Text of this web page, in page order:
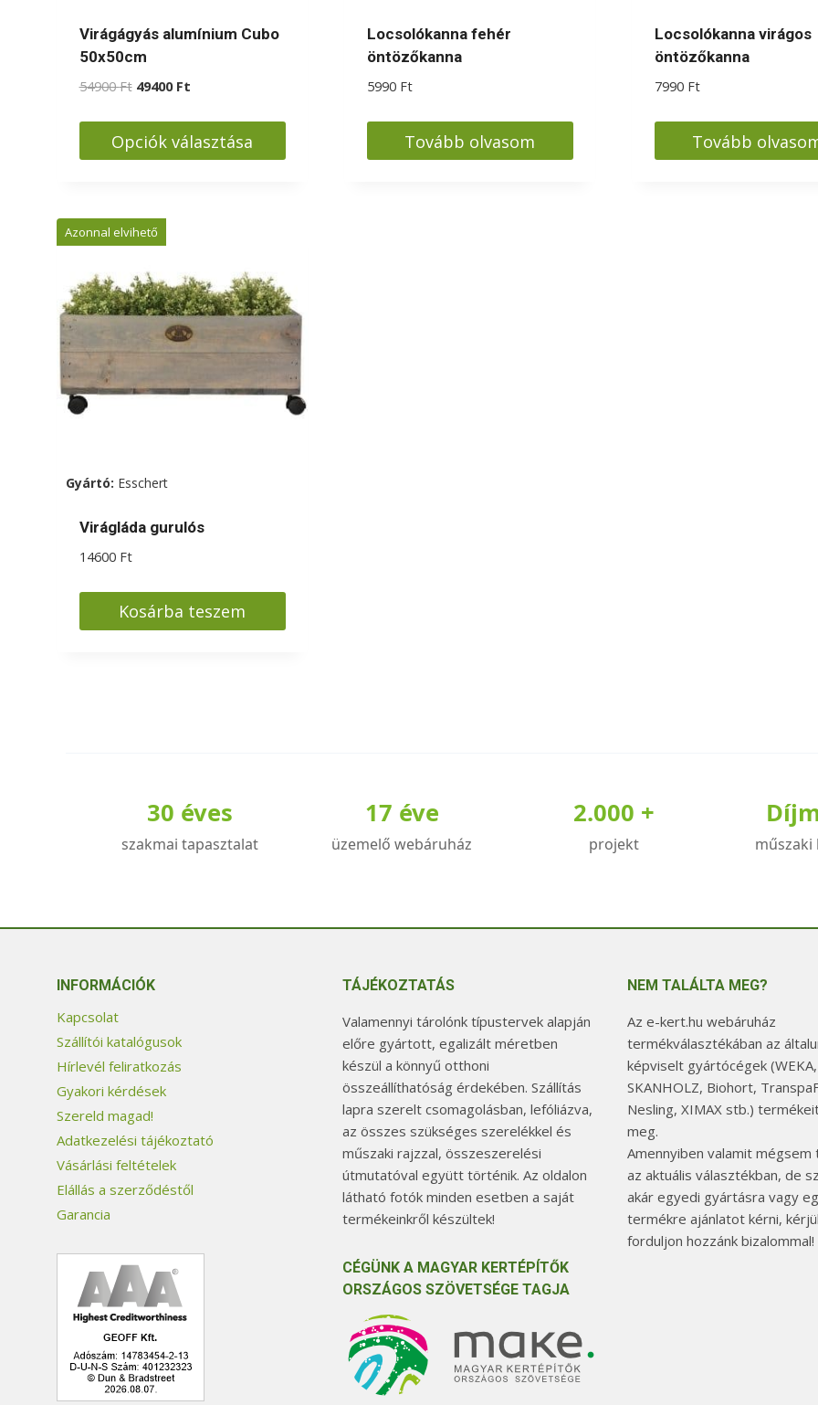
Virágágyás alumínium Cubo
50x50cm
54900Ft Original
was:
54900 Ft.
49400 FtCurrent
is:
49400 Ft.
Opciók választása
terméknek
több
variációja
van.
A
változatok
a
termékoldalon
választhatók
Locsolókanna fehér
öntözőkanna
5990 Ft
Tovább olvasom
Locsolókanna virágos
öntözőkanna
7990 Ft
Tovább
Azonnal elvihető
Gyártó: Esschert
Virágláda gurulós
14600 Ft
Kosárba teszem
30 éves
szakmai tapasztalat
17 éve
üzemelő webáruház
2.000 +
projekt műszaki
INFORMÁCIÓK
Kapcsolat
Szállítói katalógusok
Hírlevél feliratkozás
Gyakori kérdések
Szereld magad!
Adatkezelési tájékoztató
Vásárlási feltételek
Elállás a szerződéstől
Garancia
TÁJÉKOZTATÁS
Valamennyi tárolónk típustervek alapján
előre gyártott, egalizált méretben
készül a könnyű otthoni
összeállíthatóság érdekében. Szállítás
lapra szerelt csomagolásban, lefóliázva,
az összes szükséges szerelékkel és
műszaki rajzzal, összeszerelési
útmutatóval együtt történik. Az oldalon
látható fotók minden esetben a saját
termékeinkről készültek!
CÉGÜNK A MAGYAR KERTÉPÍTŐK
ORSZÁGOS SZÖVETSÉGE TAGJA
NEM TALÁLTA MEG?
Az e-kert.hu webáruház
termékválasztékában az
képviselt gyártócégek (WEKA,
SKANHOLZ, Biohort,
Nesling, XIMAX stb.)
meg.
Amennyiben valamit mégsem
az aktuális választékban, de
akár egyedi gyártásra vagy
termékre ajánlatot kérni,
forduljon hozzánk bizalommal!